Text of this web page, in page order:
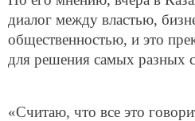
диалог между властью,
общественностью, и это
для решения самых разных
«Считаю, что все это